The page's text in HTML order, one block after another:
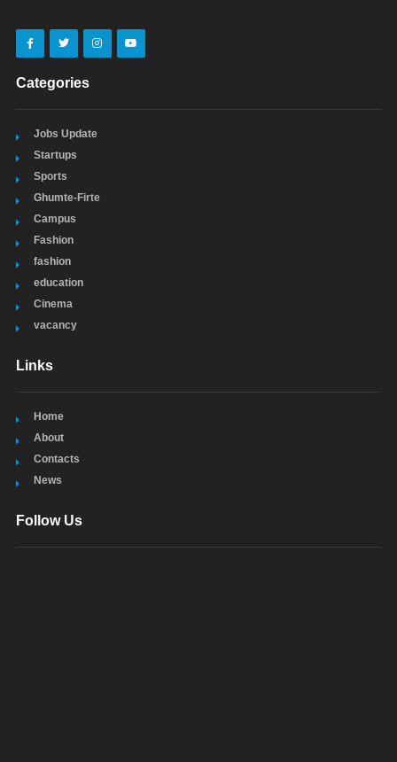
Categories
Jobs Update
Startups
Sports
Ghumte-Firte
Campus
Fashion
fashion
education
Cinema
vacancy
Links
Home
About
Contacts
News
Follow Us